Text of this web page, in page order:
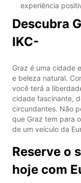
experiência
Descubra
IKC-
Graz é uma cidade
e beleza natural.
você terá a
cidade fascinante,
circundantes. Não
que Graz tem para
de um veículo da
Reserve o
hoje com